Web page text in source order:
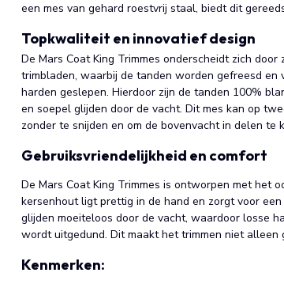
een mes van gehard roestvrij staal, biedt dit
Topkwaliteit en innovatief design
De Mars Coat King Trimmes onderscheidt zich
trimbladen, waarbij de tanden worden gefreesd
harden geslepen. Hierdoor zijn de tanden 100%
en soepel glijden door de vacht. Dit mes kan op
zonder te snijden en om de bovenvacht in delen
Gebruiksvriendelijkheid en comfort
De Mars Coat King Trimmes is ontworpen met het
kersenhout ligt prettig in de hand en zorgt voor
glijden moeiteloos door de vacht, waardoor losse
wordt uitgedund. Dit maakt het trimmen niet alleen
Kenmerken: